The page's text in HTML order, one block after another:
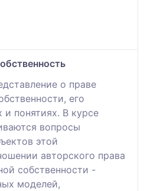
о праве
его
и понятиях. В курсе
вопросы
этой
авторского права
собственности -
моделей,